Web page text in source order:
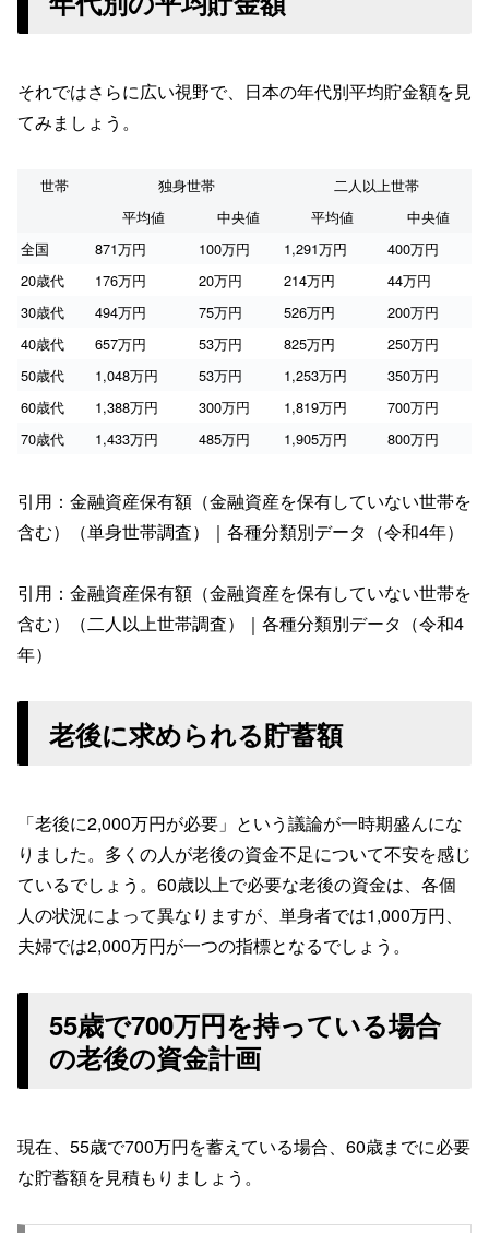
それではさらに広い視野で、日本の年代別平均貯金額を見
てみましょう。
世帯 独身世帯
二人以上世帯
平均値
中央値 平均値
中央値
全国
871万円 100万円 1,291万円
400万円
20歳代
176万円 20万円 214万円
44万円
30歳代
494万円 75万円 526万円
200万円
40歳代
657万円 53万円 825万円
250万円
50歳代
1,048万円 53万円 1,253万円
350万円
60歳代
1,388万円 300万円 1,819万円
700万円
70歳代
1,433万円 485万円 1,905万円 800万円
引用：金融資産保有額（金融資産を保有していない世帯を
含む）（単身世帯調査）｜各種分類別データ（令和4年）
引用：金融資産保有額（金融資産を保有していない世帯を
含む）（二人以上世帯調査）｜各種分類別データ（令和4
年）
老後に求められる貯蓄額
「老後に2,000万円が必要」という議論が一時期盛んにな
りました。多くの人が老後の資金不足について不安を感じ
ているでしょう。60歳以上で必要な老後の資金は、各個
人の状況によって異なりますが、単身者では1,000万円、
夫婦では2,000万円が一つの指標となるでしょう。
55歳で700万円を持っている場合
の老後の資金計画
現在、55歳で700万円を蓄えている場合、60歳までに必要
な貯蓄額を見積もりましょう。